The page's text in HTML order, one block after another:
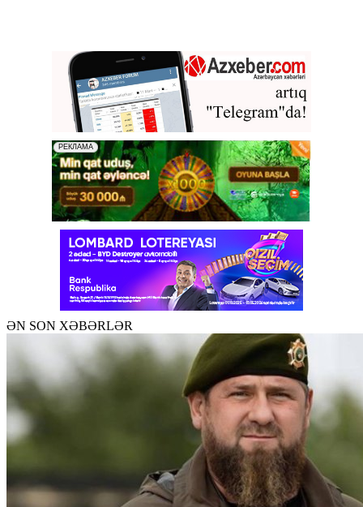
ƏN SON XƏBƏRLƏR